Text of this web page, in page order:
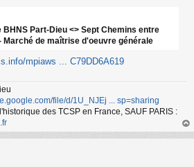
BHNS Part-Dieu <> Sept Chemins entre
Marché de maîtrise d'oeuvre générale
mpiaws ... C79DD6A619
file/d/1U_NJEj ... sp=sharing
des TCSP en France, SAUF PARIS :
au